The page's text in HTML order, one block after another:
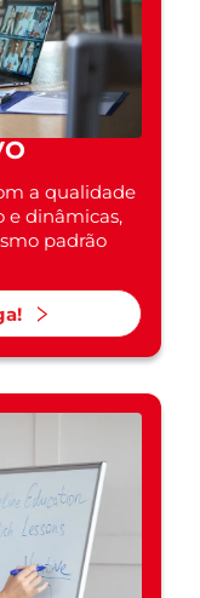
a qualidade
e dinâmicas,
padrão